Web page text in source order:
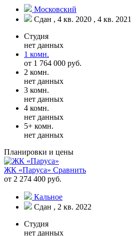
Московский
Сдан , 4 кв. 2020 , 4 кв. 2021
Студия
нет данных
1 комн.
от 1 764 000 руб.
2 комн.
нет данных
3 комн.
нет данных
4 комн.
нет данных
5+ комн.
нет данных
Планировки и цены
ЖК «Паруса» Сравнить
от 2 274 400 руб.
Кальное
Сдан , 2 кв. 2022
Студия
нет данных